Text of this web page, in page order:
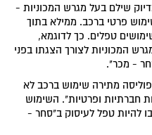
שילם בעל מגרש המכוניות -
פרטי ברכב. ממילא בתוך
טפלים. כך לדוגמא,
המכוניות לצורך הצגתו בפני
- מכר".
מתירה שימוש ברכב לא
חברתיות ופרטיות". השימוש
להיות טפל לעיסוק ב"סחר -